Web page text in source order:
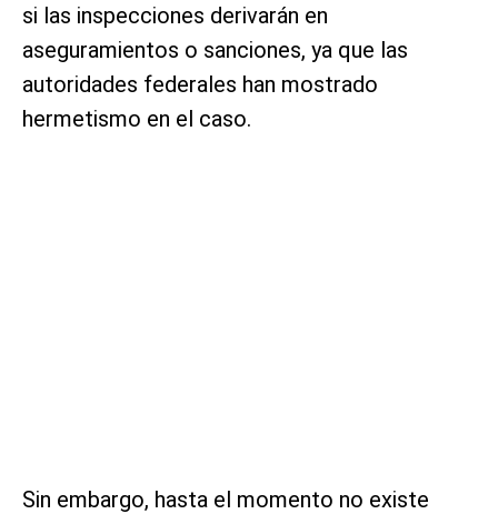
si las inspecciones derivarán en
aseguramientos o sanciones, ya que las
autoridades federales han mostrado
hermetismo en el caso.
Sin embargo, hasta el momento no existe